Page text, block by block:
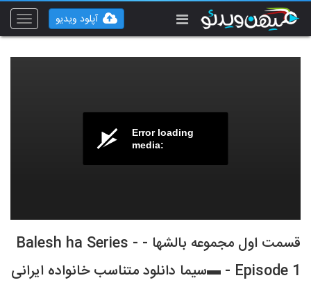
Toggle
آپلود ویدیو
Error loading
media:
قسمت اول مجموعه بالشها - Balesh ha Series -
Episode 1 - ▬سیما دانلود متناسب خانواده ایرانی